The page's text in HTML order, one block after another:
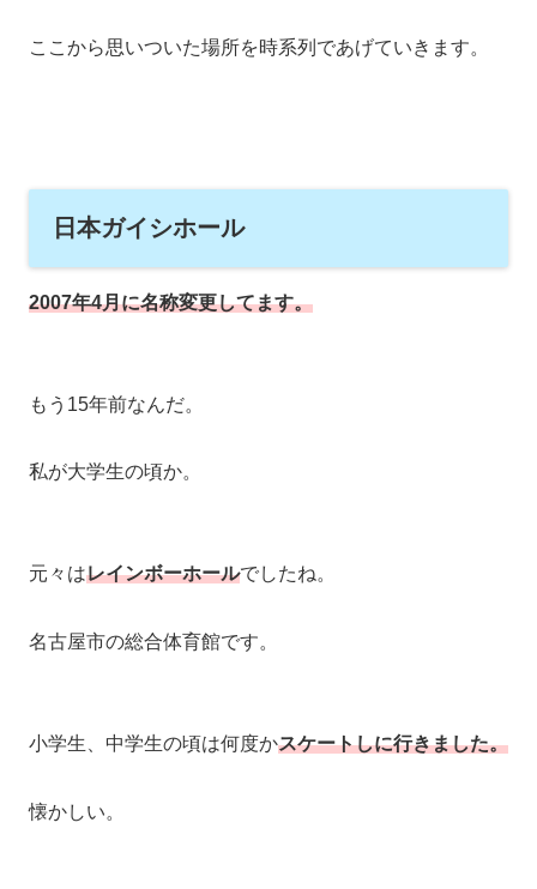
ここから思いついた場所を時系列であげていきます。
日本ガイシホール
2007年4月に名称変更してます。
もう15年前なんだ。
私が大学生の頃か。
元々はレインボーホールでしたね。
名古屋市の総合体育館です。
小学生、中学生の頃は何度かスケートしに行きました。
懐かしい。